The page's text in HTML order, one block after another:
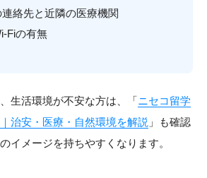
絡先と近隣の医療機関
Fiの有無
生活環境が不安な方は、「ニセコ留学
治安・医療・自然環境を解説 」も確認
イメージを持ちやすくなります。